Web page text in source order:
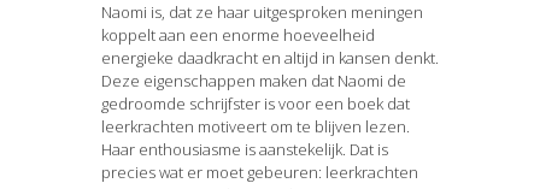
Naomi is, dat ze haar uitgesproken meningen
koppelt aan een enorme hoeveelheid
energieke daadkracht en altijd in kansen denkt.
Deze eigenschappen maken dat Naomi de
gedroomde schrijfster is voor een boek dat
leerkrachten motiveert om te blijven lezen.
Haar enthousiasme is aanstekelijk. Dat is
precies wat er moet gebeuren: leerkrachten